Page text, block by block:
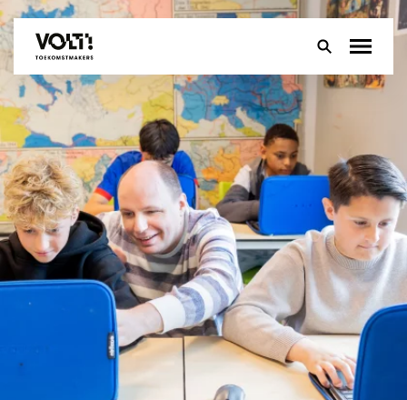
Over
Onderwijs
Leerlingen
Ouders